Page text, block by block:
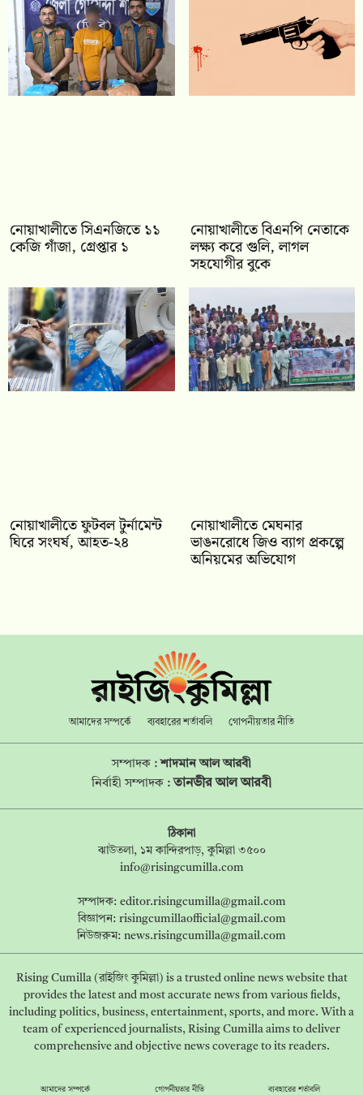
নোয়াখালীতে সিএনজিতে ১১
কেজি গাঁজা, গ্রেপ্তার ১
নোয়াখালীতে বিএনপি নেতাকে
লক্ষ্য করে গুলি, লাগল
সহযোগীর বুকে
নোয়াখালীতে ফুটবল টুর্নামেন্ট
ঘিরে সংঘর্ষ, আহত-২৪
নোয়াখালীতে মেঘনার
ভাঙনরোধে জিও ব্যাগ প্রকল্পে
অনিয়মের অভিযোগ
আমাদের সম্পর্কে ব্যবহারের শর্তাবলি গোপনীয়তার নীতি
সম্পাদক :শাদমান আল আরবী
নির্বাহী সম্পাদক :তানভীর আল আরবী
ঠিকানা
ঝাউতলা, ১ম কান্দিরপাড়, কুমিল্লা ৩৫০০
info@risingcumilla.com
সম্পাদক: editor.risingcumilla@gmail.com
বিজ্ঞাপন: risingcumillaofficial@gmail.com
নিউজরুম: news.risingcumilla@gmail.com
Rising Cumilla (রাইজিং কুমিল্লা) is a trusted online news website that
provides the latest and most accurate news from various fields,
including politics, business, entertainment, sports, and more. With a
team of experienced journalists, Rising Cumilla aims to deliver
comprehensive and objective news coverage to its readers.
আমাদের সম্পর্কে গোপনীয়তার নীতি ব্যবহারের শর্তাবলি